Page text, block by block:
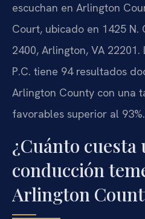
escuchan en Arlington
Court, ubicado en 1425 N.
2400, Arlington, VA 22201.
P.C. tiene 94 resultados
Arlington County con una
favorables superior al 93%.
¿Cuánto
conducción
Arlington